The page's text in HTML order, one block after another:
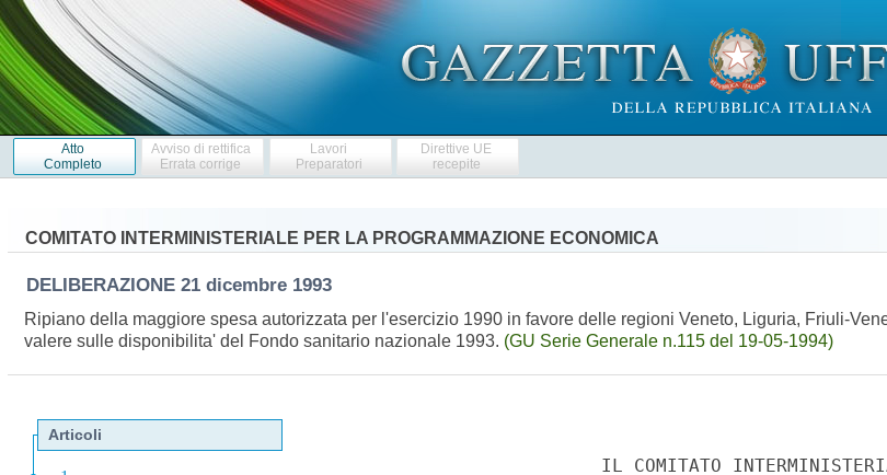
Atto
Completo
Avviso di rettifica
Errata corrige
Lavori
Preparatori
Direttive UE
recepite
COMITATO INTERMINISTERIALE PER LA PROGRAMMAZIONE ECONOMICA
DELIBERAZIONE 21 dicembre 1993
Ripiano della maggiore spesa autorizzata per l'esercizio 1990 in favore delle regioni Veneto, Liguria, Friuli-
valere sulle disponibilita' del Fondo sanitario nazionale 1993. (GU Serie Generale n.115 del 19-05-1994)